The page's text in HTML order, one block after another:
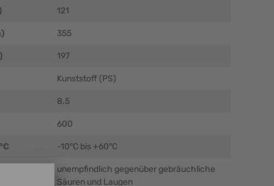
121
355
197
Kunststoff (PS)
8.5
600
-10°C bis +60°C
unempfindlich gegenüber gebräuchliche
Säuren und Laugen